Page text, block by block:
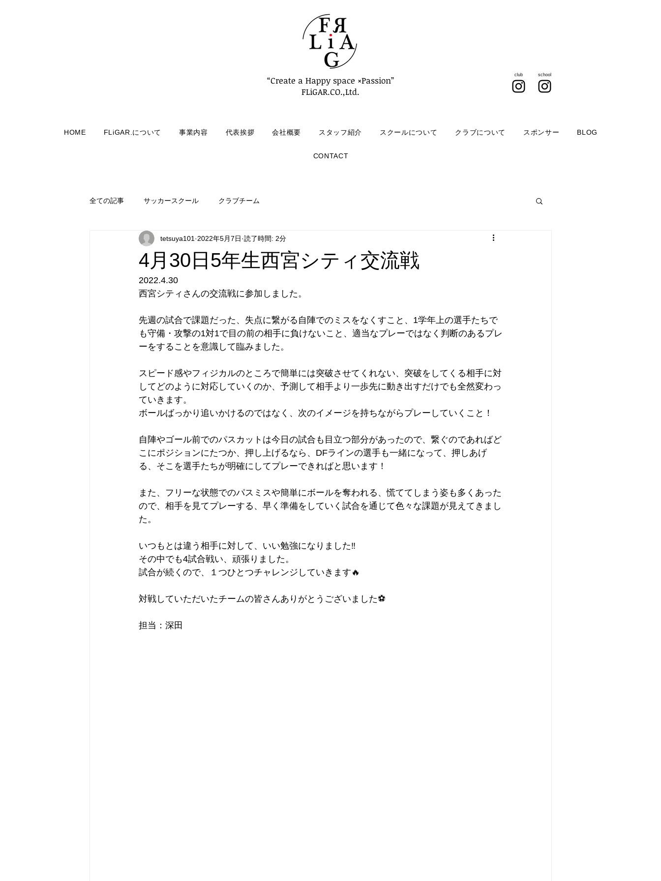
“Create a Happy space ×Passion”
FLiGAR.CO.,Ltd.
club school
HOME FLiGAR.について 事業内容 代表挨拶 会社概要 スタッフ紹介 スクールについて クラブについて スポンサー BLOG
CONTACT
全ての記事 サッカースクール クラブチーム
4月30日5年生西宮シティ交流戦
tetsuya101 2022年5月7日 読了時間: 2分
2022.4.30
西宮シティさんの交流戦に参加しました。
先週の試合で課題だった、失点に繋がる自陣でのミスをなくすこと、1学年上の選手たちで
も守備・攻撃の1対1で目の前の相手に負けないこと、適当なプレーではなく判断のあるプレ
ーをすることを意識して臨みました。
スピード感やフィジカルのところで簡単には突破させてくれない、突破をしてくる相手に対
してどのように対応していくのか、予測して相手より一歩先に動き出すだけでも全然変わっ
ていきます。
ボールばっかり追いかけるのではなく、次のイメージを持ちながらプレーしていくこと！
自陣やゴール前でのパスカットは今日の試合も目立つ部分があったので、繋ぐのであればど
こにポジションにたつか、押し上げるなら、DFラインの選手も一緒になって、押しあげ
る、そこを選手たちが明確にしてプレーできればと思います！
また、フリーな状態でのパスミスや簡単にボールを奪われる、慌ててしまう姿も多くあった
ので、相手を見てプレーする、早く準備をしていく試合を通じて色々な課題が見えてきまし
た。
いつもとは違う相手に対して、いい勉強になりました‼︎
その中でも4試合戦い、頑張りました。
試合が続くので、１つひとつチャレンジしていきます🔥
対戦していただいたチームの皆さんありがとうございました⚽️
担当：深田